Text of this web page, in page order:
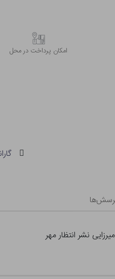
امکان پرداخت در محل
نشر انتظار مهر